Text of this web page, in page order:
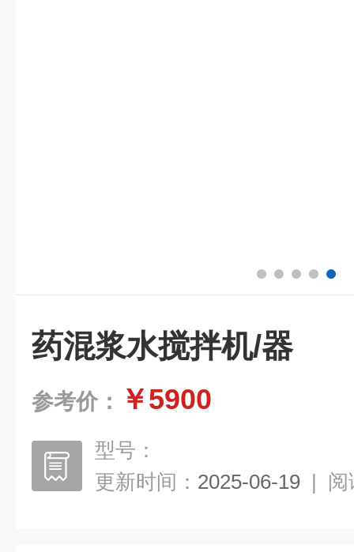
药混浆水搅拌机/器
参考价： ￥5900
型号：
更新时间： 2025-06-19 | 阅